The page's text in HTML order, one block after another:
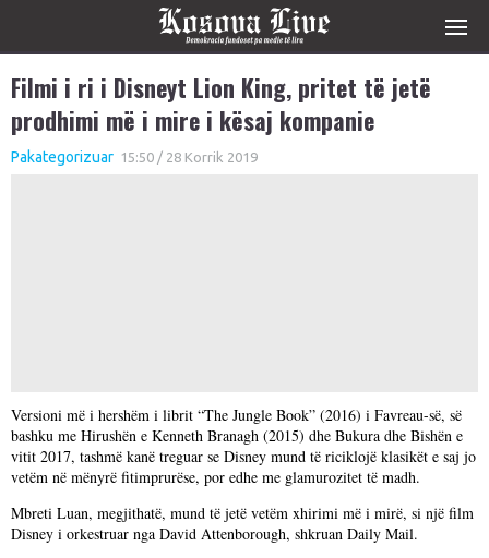
Filmi i ri i Disneyt Lion King, pritet të jetë
prodhimi më i mire i kësaj kompanie
Pakategorizuar 15:50 / 28 Korrik 2019
Versioni më i hershëm i librit “The Jungle Book” (2016) i Favreau-së, së
bashku me Hirushën e Kenneth Branagh (2015) dhe Bukura dhe Bishën e
vitit 2017, tashmë kanë treguar se Disney mund të riciklojë klasikët e saj jo
vetëm në mënyrë fitimprurëse, por edhe me glamurozitet të madh.
Mbreti Luan, megjithatë, mund të jetë vetëm xhirimi më i mirë, si një film
Disney i orkestruar nga David Attenborough, shkruan Daily Mail.